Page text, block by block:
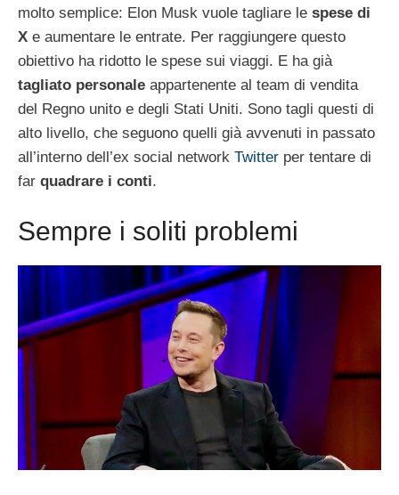
molto semplice: Elon Musk vuole tagliare le spese di
X e aumentare le entrate. Per raggiungere questo
obiettivo ha ridotto le spese sui viaggi. E ha già
tagliato personale appartenente al team di vendita
del Regno unito e degli Stati Uniti. Sono tagli questi di
alto livello, che seguono quelli già avvenuti in passato
all’interno dell’ex social network Twitter per tentare di
far quadrare i conti.
Sempre i soliti problemi